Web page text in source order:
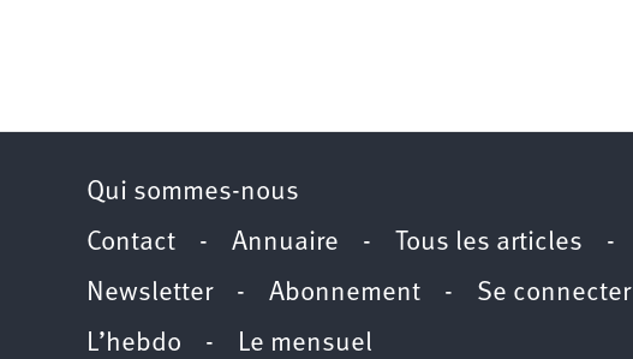
Qui sommes-nous
Contact - Annuaire - Tous les articles -
Newsletter- Abonnement - Se connecter
L’hebdo - Le mensuel